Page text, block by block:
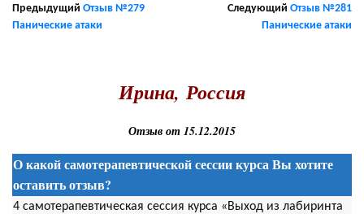
Предыдущий Отзыв №279
Панические атаки
Следующий Отзыв №281
Панические атаки
Ирина, Россия
Отзыв от 15.12.2015
О какой самотерапевтической сессии курса Вы хотите
оставить отзыв?
4 самотерапевтическая сессия курса «Выход из лабиринта